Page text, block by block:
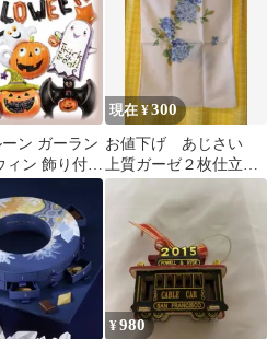
ン ガーラン
ィン 飾り付け
ーティー ジャ
ン
現在 ¥300
お値下げ あじさい
上質ガーゼ２枚仕立て
手ぬぐい
¥980